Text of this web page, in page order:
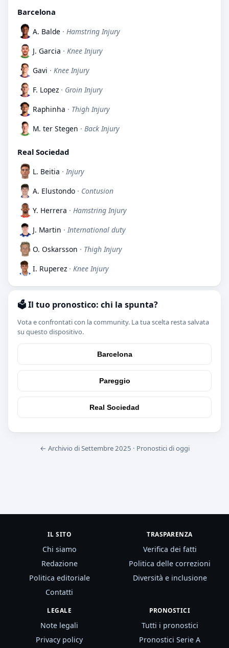
Barcelona
A. Balde · Hamstring Injury
J. Garcia · Knee Injury
Gavi · Knee Injury
F. Lopez · Groin Injury
Raphinha · Thigh Injury
M. ter Stegen · Back Injury
Real Sociedad
L. Beitia · Injury
A. Elustondo · Contusion
Y. Herrera · Hamstring Injury
J. Martin · International duty
O. Oskarsson · Thigh Injury
I. Ruperez · Knee Injury
🗳️ Il tuo pronostico: chi la spunta?
Vota e confrontati con la community. La tua scelta resta salvata
su questo dispositivo.
Barcelona
Pareggio
Real Sociedad
← Archivio di Settembre 2025 · Pronostici di oggi
IL SITO
Chi siamo
Redazione
Politica editoriale
Contatti
TRASPARENZA
Verifica dei fatti
Politica delle correzioni
Diversità e inclusione
LEGALE
Note legali
Privacy policy
PRONOSTICI
Tutti i pronostici
Pronostici Serie A